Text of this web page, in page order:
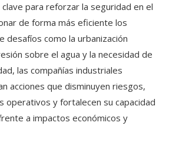
para reforzar la seguridad en el
de forma más eficiente los
desafíos como la urbanización
sobre el agua y la necesidad de
las compañías industriales
acciones que disminuyen riesgos,
operativos y fortalecen su capacidad
a impactos económicos y